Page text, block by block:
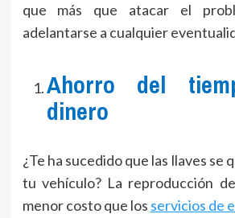
que más que atacar el
adelantarse a cualquier
Ahorro del
dinero
¿Te ha sucedido que las llaves se
tu vehículo? La reproducción
menor costo que los servicios de